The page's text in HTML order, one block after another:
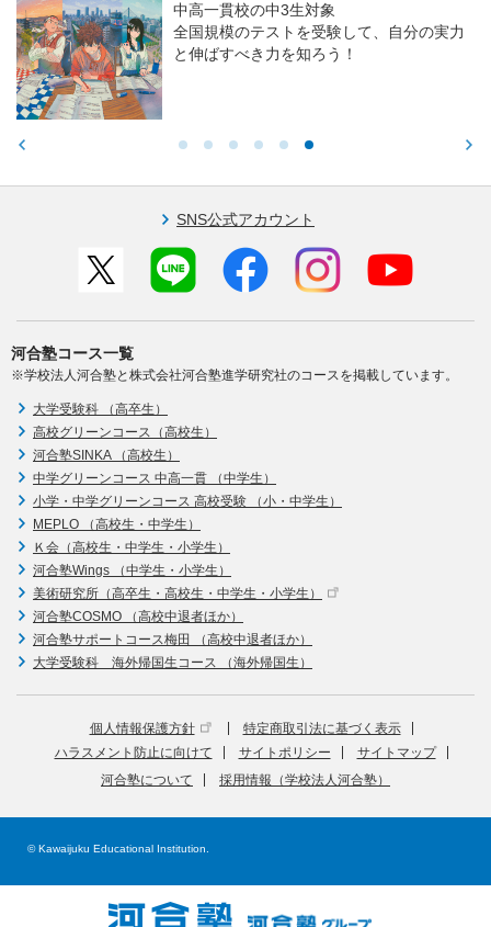
中高一貫校の中3生対象
全国規模のテストを受験して、自分の実力
と伸ばすべき力を知ろう！
SNS公式アカウント
河合塾コース一覧
※学校法人河合塾と株式会社河合塾進学研究社のコースを掲載しています。
大学受験科 （高卒生）
高校グリーンコース（高校生）
河合塾SINKA （高校生）
中学グリーンコース 中高一貫 （中学生）
小学・中学グリーンコース 高校受験 （小・中学生）
MEPLO （高校生・中学生）
Ｋ会（高校生・中学生・小学生）
河合塾Wings （中学生・小学生）
美術研究所（高卒生・高校生・中学生・小学生）
河合塾COSMO （高校中退者ほか）
河合塾サポートコース梅田 （高校中退者ほか）
大学受験科 海外帰国生コース （海外帰国生）
個人情報保護方針
特定商取引法に基づく表示
ハラスメント防止に向けて
サイトポリシー
サイトマップ
河合塾について
採用情報（学校法人河合塾）
© Kawaijuku Educational Institution.